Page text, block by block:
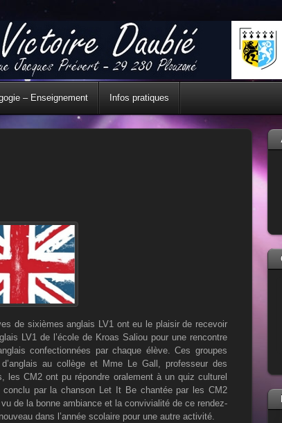
– Enseignement Infos pratiques
de sixièmes anglais LV1 ont eu le plaisir de recevoir
LV1 de l’école de Kroas Saliou pour une rencontre
confectionnées par chaque élève. Ces groupes
au collège et Mme Le Gall, professeur des
les CM2 ont pu répondre oralement à un quiz culturel
conclu par la chanson Let It Be chantée par les CM2
de la bonne ambiance et la convivialité de ce rendez-
dans l’année scolaire pour une autre activité.